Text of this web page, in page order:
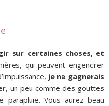
sur certaines choses, et
qui peuvent engendrer
je ne gagnerais
un peu comme des gouttes
parapluie. Vous aurez beau